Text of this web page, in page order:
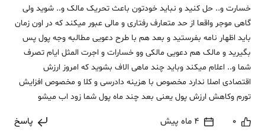
خسارت و.. حل کنید و نباید خودتون باعث تحریک مالک و.. شوید ولی
گاهی موجر واقعا از حد متعارف رفتاری و مالی عبور میکند که در اون زمان
باید اظهار نامه بفرستید و بعد هم با طرح دعویی مطالبه وجه پول پس
بگیرید و مالک هم دعویی مالکی وو خسارات و اجرت المثل ایام تصرف
شما و.. اعلام میکند وباید چند ماهی الاف بشوید که امروز ارزش
اقتصادی اصلا ندارد مخصوص با هزینه دادرسی و کلا و مخصوص افزایش
تورم وکاهش ارزش پول یعنی بعد چند ماه پول شما زود اب میشو
0 4 ماه پیش پاسخ